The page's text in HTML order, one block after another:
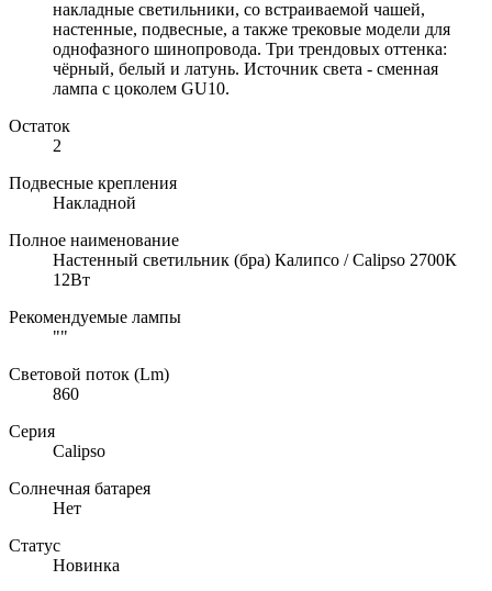
накладные светильники, со встраиваемой чашей,
настенные, подвесные, а также трековые модели для
однофазного шинопровода. Три трендовых оттенка:
чёрный, белый и латунь. Источник света - сменная
лампа с цоколем GU10.
Остаток
2
Подвесные крепления
Накладной
Полное наименование
Настенный светильник (бра) Калипсо / Calipso 2700К
12Вт
Рекомендуемые лампы
""
Световой поток (Lm)
860
Серия
Calipso
Солнечная батарея
Нет
Статус
Новинка